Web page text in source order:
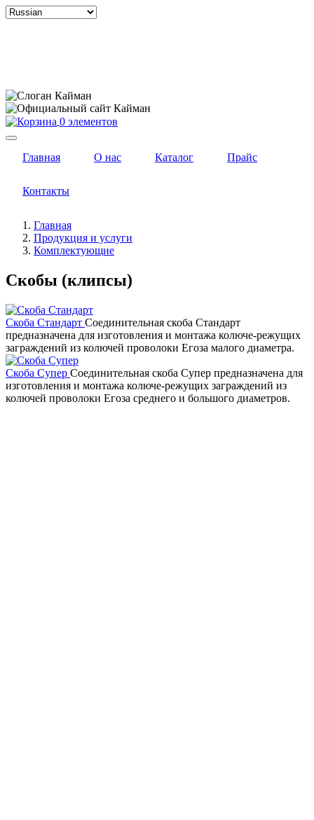
Select
0 элементов
Главная О нас Каталог Прайс
Контакты
Главная
Продукция и услуги
Комплектующие
Скобы (клипсы)
Скоба Стандарт Соединительная скоба Стандарт
предназначена для изготовления и монтажа колюче-режущих
заграждений из колючей проволоки Егоза малого диаметра.
Скоба Супер Соединительная скоба Супер предназначена для
изготовления и монтажа колюче-режущих заграждений из
колючей проволоки Егоза среднего и большого диаметров.